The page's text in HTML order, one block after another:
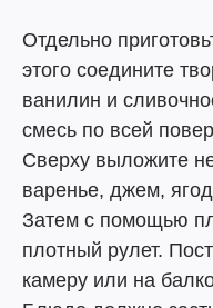
Отдельно
этого соедините
ванилин и
смесь по всей
Сверху выложите
варенье, джем,
Затем с помощью
плотный рулет.
камеру или на